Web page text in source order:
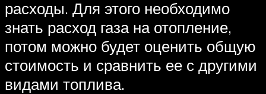
расходы. Для этого необходимо
знать расход газа на отопление,
потом можно будет оценить общую
стоимость и сравнить ее с другими
видами топлива.